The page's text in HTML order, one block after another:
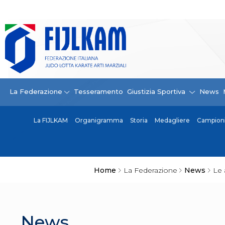
La Federazione Tesseramento Giustizia Sportiva News
La FIJLKAM Organigramma Storia Medagliere
Home La Federazione News Le
La Federazione
La FIJLKAM
Organigramma
Storia
Campioni di tutti i tempi
News
Convenzioni
Contatti
Safeguarding Policy